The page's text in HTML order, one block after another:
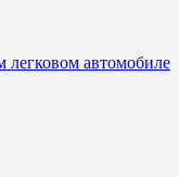
легковом автомобиле